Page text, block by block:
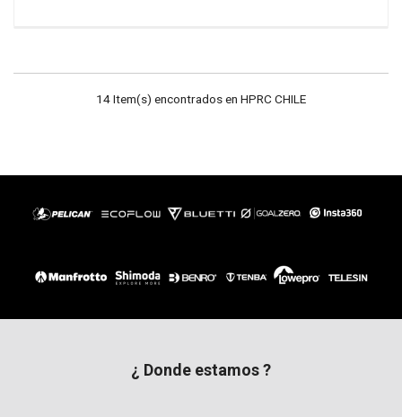
14 Item(s) encontrados en HPRC CHILE
¿ Donde estamos ?